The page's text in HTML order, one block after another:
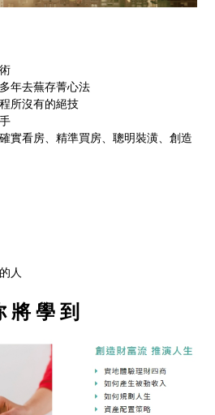
年去蕪存菁心法
所沒有的絕技
實看房、精準買房、聰明裝潢、創造
人
將 學 到